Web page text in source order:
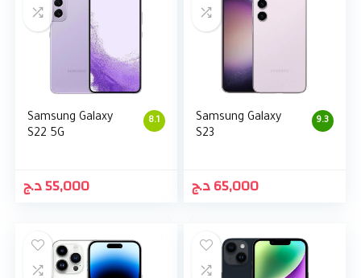
8.1
Samsung Galaxy
S22 5G
55,000د.ج
9.3
Samsung Galaxy
S23
65,000د.ج